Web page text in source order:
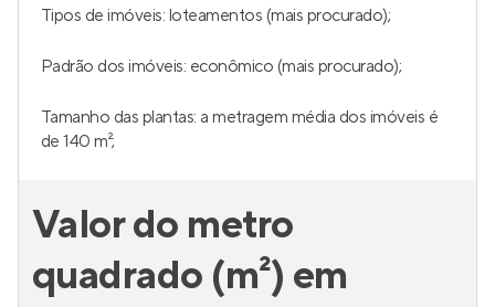
Tipos de imóveis: loteamentos (mais procurado);
Padrão dos imóveis: econômico (mais procurado);
Tamanho das plantas: a metragem média dos imóveis é
de 140 m²;
Valor do metro
quadrado (m²) em